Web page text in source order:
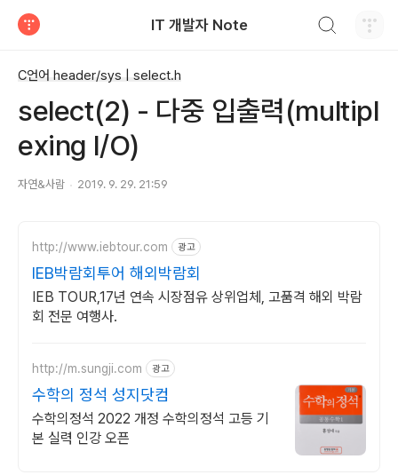
IT 개발자 Note
C언어 header/sys | select.h
select(2) - 다중 입출력(multipl
exing I/O)
자연&사람 2019. 9. 29. 21:59
http://www.iebtour.com 광고
IEB박람회투어 해외박람회
IEB TOUR,17년 연속 시장점유 상위업체, 고품격 해외 박람
회 전문 여행사.
http://m.sungji.com 광고
수학의 정석 성지닷컴
수학의정석 2022 개정 수학의정석 고등 기
본 실력 인강 오픈